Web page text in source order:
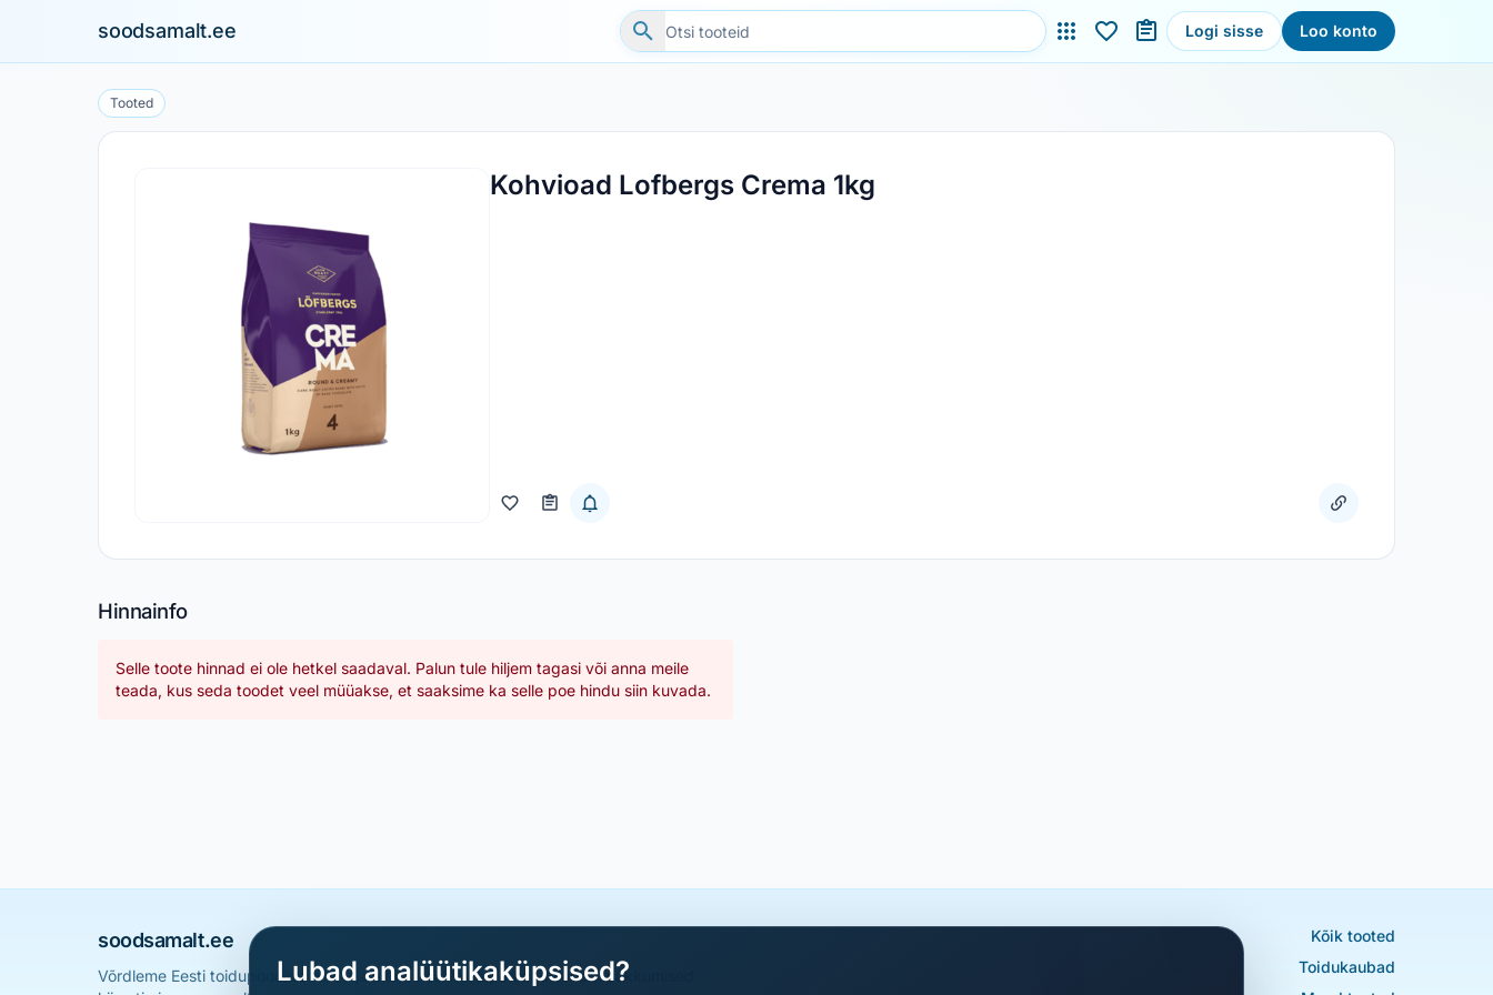
soodsamalt.ee Logi sisse Loo konto
Tooted
Kohvioad Lofbergs Crema 1kg
Hinnainfo
Selle toote hinnad ei ole hetkel saadaval. Palun tule hiljem tagasi või anna meile
teada, kus seda toodet veel müüakse, et saaksime ka selle poe hindu siin kuvada.
soodsamalt.ee
Võrdleme Eesti toidupoodide hindu ja aitame sul leida parimad sooduspakkumised
Kõik tooted
Toidukaubad
Lubad analüütikaküpsised?